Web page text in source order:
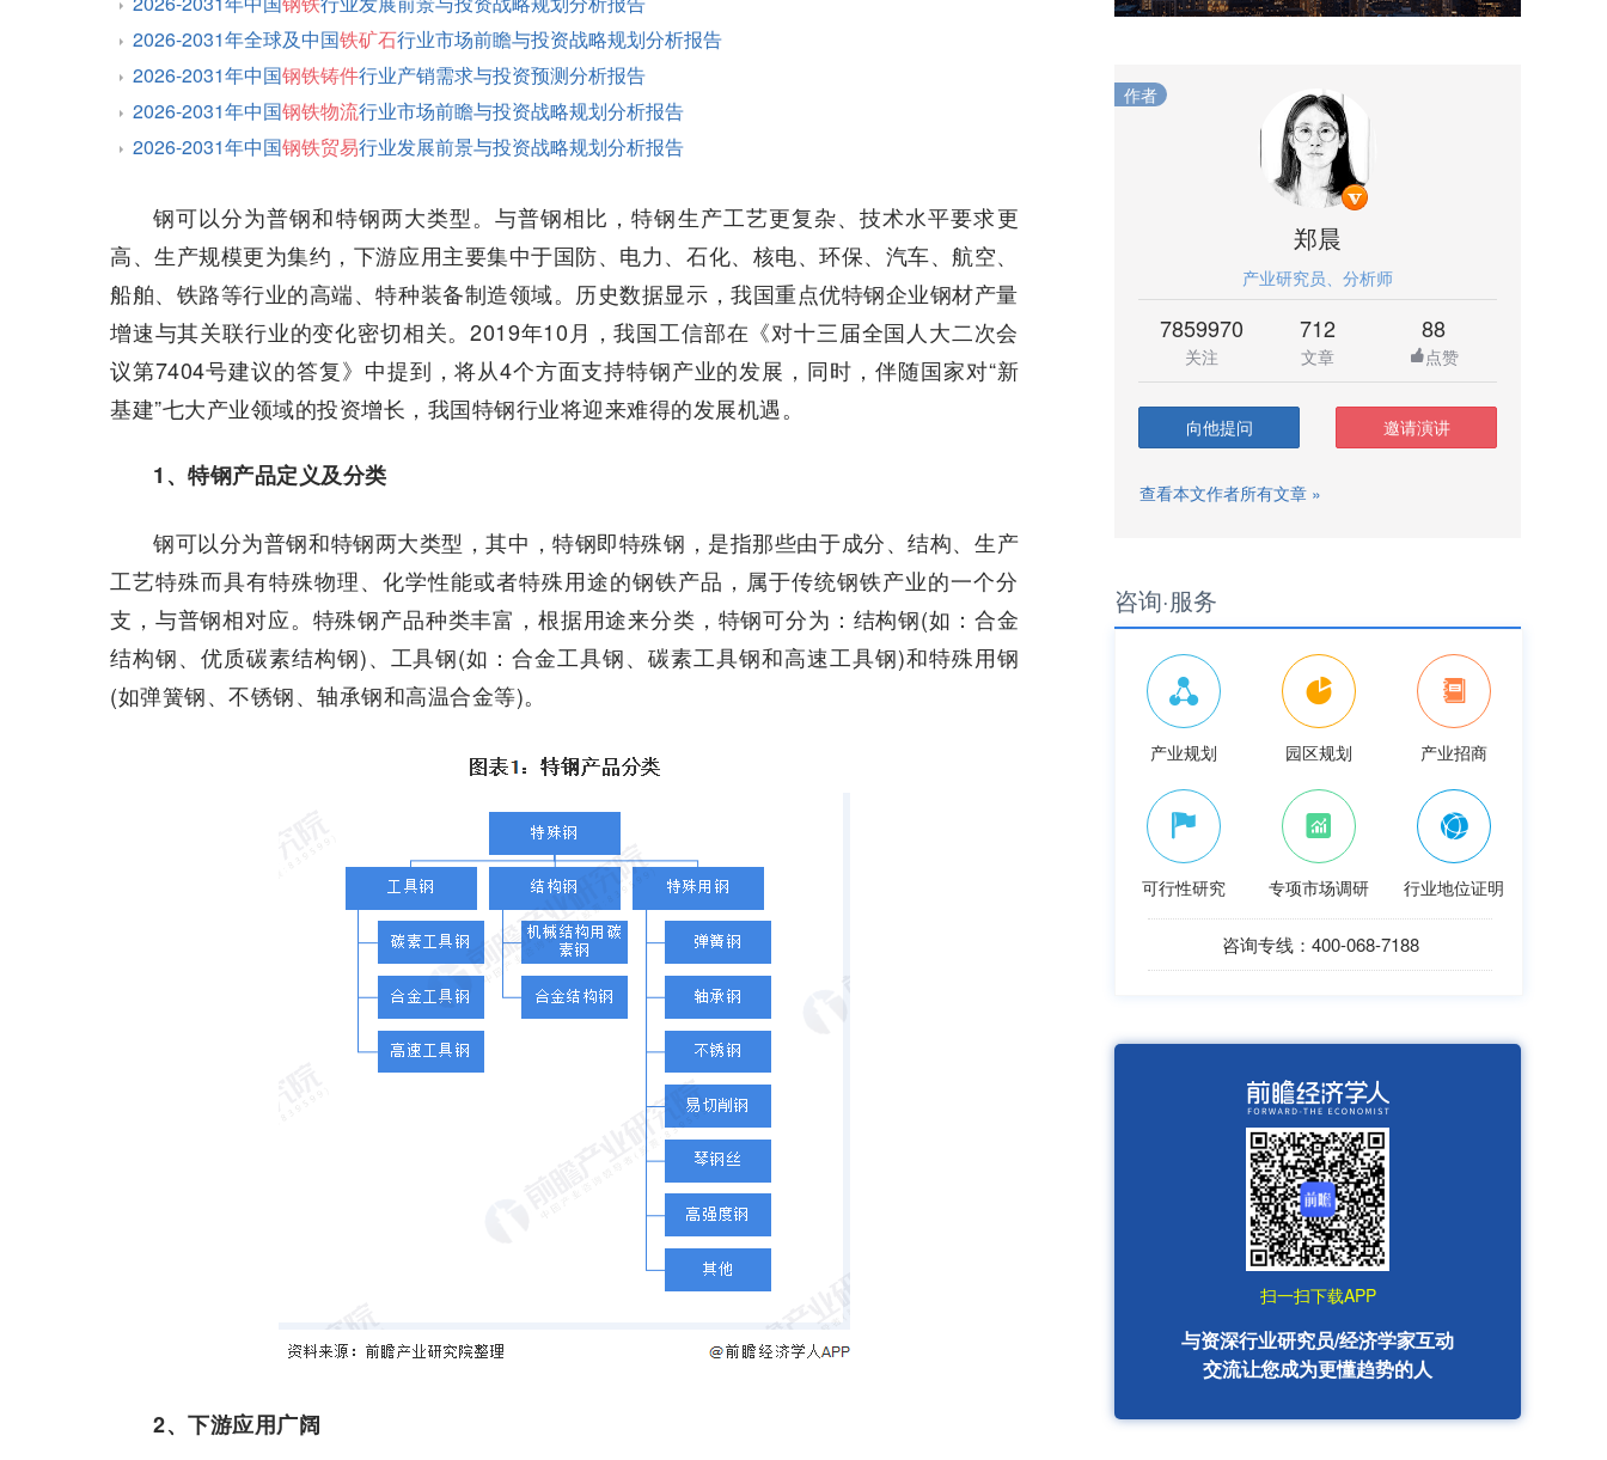
2026-2031年全球及中国铁矿石行业市场前瞻与投资战略规划分析报告
2026-2031年中国钢铁铸件行业产销需求与投资预测分析报告
2026-2031年中国钢铁物流行业市场前瞻与投资战略规划分析报告
2026-2031年中国钢铁贸易行业发展前景与投资战略规划分析报告
钢可以分为普钢和特钢两大类型。与普钢相比，特钢生产工艺更复杂、技术水平要求更
高、生产规模更为集约，下游应用主要集中于国防、电力、石化、核电、环保、汽车、航空、
船舶、铁路等行业的高端、特种装备制造领域。历史数据显示，我国重点优特钢企业钢材产量
增速与其关联行业的变化密切相关。2019年10月，我国工信部在《对十三届全国人大二次会
议第7404号建议的答复》中提到，将从4个方面支持特钢产业的发展，同时，伴随国家对“新
基建”七大产业领域的投资增长，我国特钢行业将迎来难得的发展机遇。
1、特钢产品定义及分类
钢可以分为普钢和特钢两大类型，其中，特钢即特殊钢，是指那些由于成分、结构、生产
工艺特殊而具有特殊物理、化学性能或者特殊用途的钢铁产品，属于传统钢铁产业的一个分
支，与普钢相对应。特殊钢产品种类丰富，根据用途来分类，特钢可分为：结构钢(如：合金
结构钢、优质碳素结构钢)、工具钢(如：合金工具钢、碳素工具钢和高速工具钢)和特殊用钢
(如弹簧钢、不锈钢、轴承钢和高温合金等)。
2、下游应用广阔
作者
郑晨
产业研究员、分析师
7859970
关注
712
文章
88
点赞
向他提问 邀请演讲
查看本文作者所有文章 »
咨询·服务
产业规划 园区规划 产业招商
可行性研究 专项市场调研 行业地位证明
咨询专线：400-068-7188
扫一扫下载APP
与资深行业研究员/经济学家互动
交流让您成为更懂趋势的人